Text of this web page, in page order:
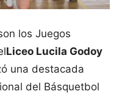
los Juegos
Liceo Lucila Godoy
una destacada
del Básquetbol